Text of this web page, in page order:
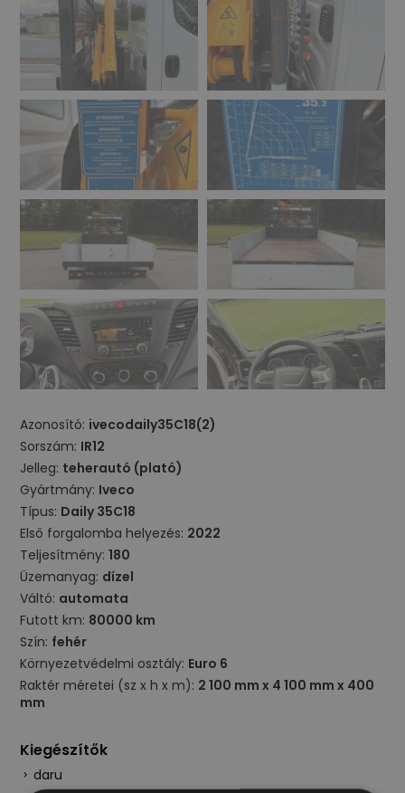
Azonosító: ivecodaily35C18(2)
Sorszám: IR12
Jelleg: teherautó (plató)
Gyártmány: Iveco
Típus: Daily 35C18
Első forgalomba helyezés: 2022
Teljesítmény:180
Üzemanyag: dízel
Váltó: automata
Futott km: 80000 km
Szín: fehér
Környezetvédelmi osztály: Euro 6
Raktér méretei (sz x h x m): 2 100 mm x 4 100 mm x 400
mm
Kiegészítők
daru